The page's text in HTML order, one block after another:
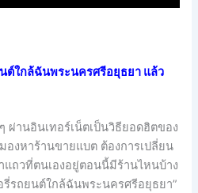
ต์ใกล้ฉันพระนครศรีอยุธยา แล้ว
านอินเทอร์เน็ตเป็นวิธียอดฮิตของ
งหาร้านขายแบต ต้องการเปลี่ยน
แถวที่ตนเองอยู่ตอนนี้มีร้านไหนบ้าง
รี่รถยนต์ใกล้ฉันพระนครศรีอยุธยา”